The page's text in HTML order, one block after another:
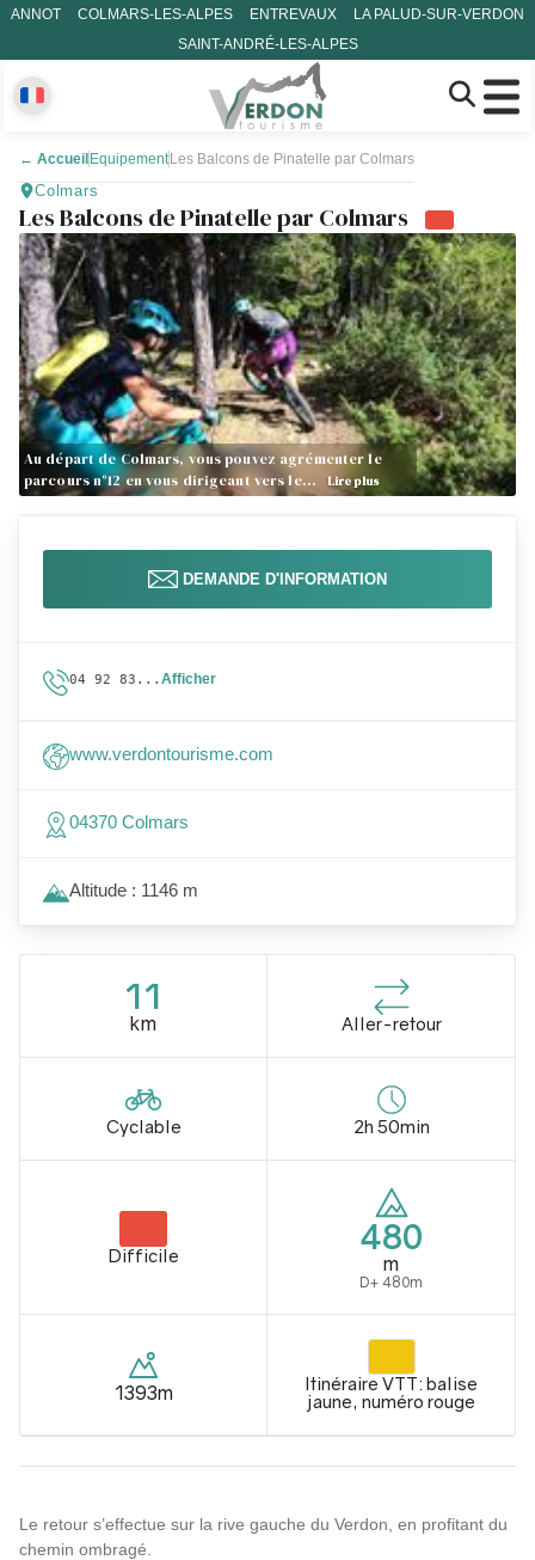
ANNOT COLMARS-LES-ALPES ENTREVAUX
LA PALUD-SUR-VERDON
SAINT-ANDRÉ-LES-ALPES
← Accueil Equipement Les Balcons de Pinatelle par Colmars
Colmars
Les Balcons de Pinatelle par Colmars
Au départ de Colmars, vous pouvez agrémenter le
parcours n°12 en vous dirigeant vers le…
Lire plus
11
km Aller-retour
Cyclable 2h 50min
Difficile 480
m
D+ 480m
1393m
Itinéraire VTT: balise
jaune, numéro rouge
Le retour s’effectue sur la rive gauche du Verdon, en profitant du
chemin ombragé.
DEMANDE D'INFORMATION
04 92 83... Afficher
www.verdontourisme.com
04370 Colmars
Altitude : 1146 m